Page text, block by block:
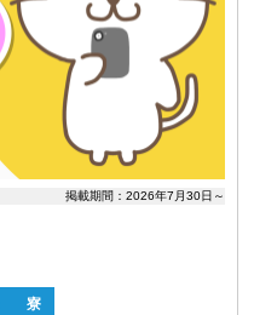
掲載期間：2026年7月30日～
寮